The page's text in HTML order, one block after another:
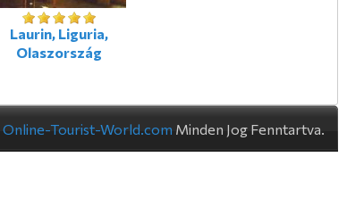
Laurin, Liguria,
Olaszország
Online-Tourist-World.com Minden Jog Fenntartva.